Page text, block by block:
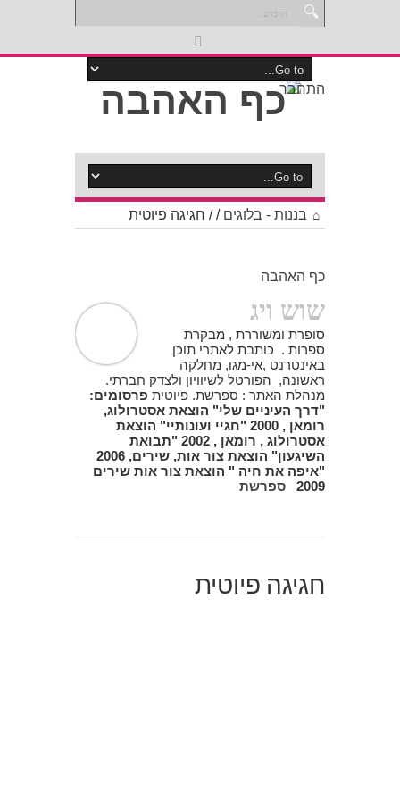
התחבר
בננות - בלוגים /
/ חגיגה פיוטית
כף האהבה
שוש ויג
סופרת ומשוררת , מבקרת
ספרות . כותבת לאתרי תוכן
באינטרנט ,אי-מגו, מחלקה
ראשונה, הפורטל לשיוויון ולצדק חברתי.
מנהלת האתר : ספרשת. פיוטית פרסומים:
"דרך העיניים שלי" הוצאת אסטרולוג,
רומאן , 2000 "חגיי ועונותיי" הוצאת
אסטרולוג , רומאן , 2002 "תבואת
השיגעון" הוצאת צור אות, שירים, 2006
"איפה את חיה " הוצאת צור אות שירים
2009
ספרשת
חגיגה פיוטית